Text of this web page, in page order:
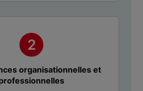
organisationnelles et